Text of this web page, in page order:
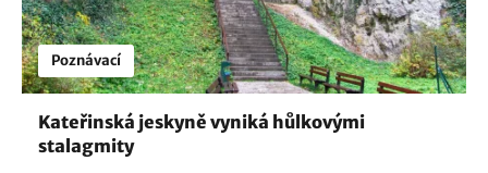
Poznávací
Kateřinská jeskyně vyniká hůlkovými
stalagmity